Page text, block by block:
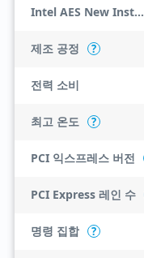
Intel AES New Instructions
제조 공정 ?
전력 소비
최고 온도 ?
PCI 익스프레스 버전
PCI Express 레인 수
명령 집합 ?